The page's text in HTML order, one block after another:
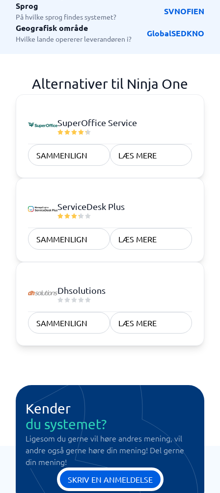
Sprog
På hvilke sprog findes systemet?
SVNOFIEN
Geografisk område
Hvilke lande opererer leverandøren i?
GlobalSEDKNO
Alternativer til Ninja One
SuperOffice Service
SAMMENLIGN LÆS MERE
ServiceDesk Plus
SAMMENLIGN LÆS MERE
Dhsolutions
SAMMENLIGN LÆS MERE
Kender
du systemet?
Ligesom du gerne vil høre andres mening, vil
andre også gerne høre din mening! Del gerne
din mening!
SKRIV EN ANMELDELSE